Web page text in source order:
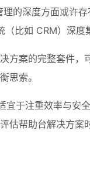
的深度方面或许
比如 CRM）深度
方案的完整套件
思索。
于注重效率与安
估帮助台解决方